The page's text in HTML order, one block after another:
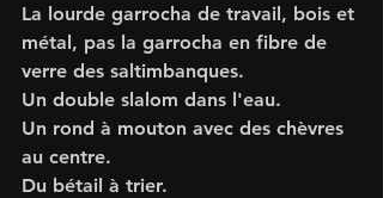
La lourde garrocha de travail, bois et
métal, pas la garrocha en fibre de
verre des saltimbanques.
Un double slalom dans l'eau.
Un rond à mouton avec des chèvres
au centre.
Du bétail à trier.